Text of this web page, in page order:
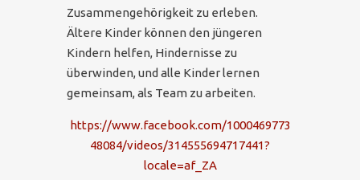
Zusammengehörigkeit zu erleben.
Ältere Kinder können den jüngeren
Kindern helfen, Hindernisse zu
überwinden, und alle Kinder lernen
gemeinsam, als Team zu arbeiten.
https://www.facebook.com/1000469773
48084/videos/314555694717441?
locale=af_ZA